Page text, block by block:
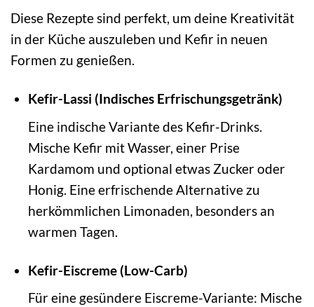
Diese Rezepte sind perfekt, um deine Kreativität
in der Küche auszuleben und Kefir in neuen
Formen zu genießen.
Kefir-Lassi (Indisches Erfrischungsgetränk)
Eine indische Variante des Kefir-Drinks.
Mische Kefir mit Wasser, einer Prise
Kardamom und optional etwas Zucker oder
Honig. Eine erfrischende Alternative zu
herkömmlichen Limonaden, besonders an
warmen Tagen.
Kefir-Eiscreme (Low-Carb)
Für eine gesündere Eiscreme-Variante: Mische